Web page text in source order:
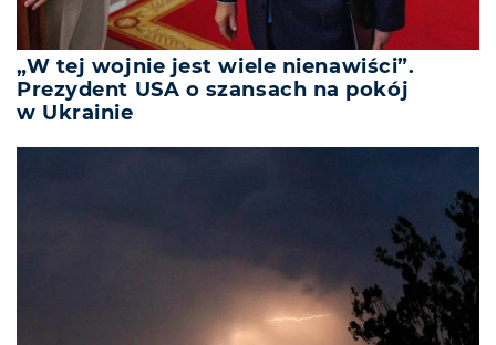
„W tej wojnie jest wiele nienawiści”.
Prezydent USA o szansach na pokój
w Ukrainie